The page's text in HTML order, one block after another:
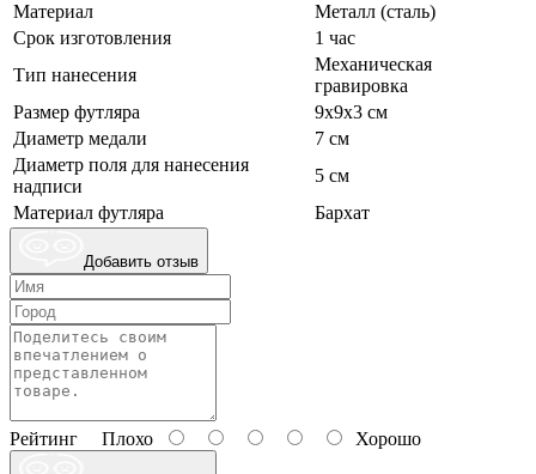
Материал
Металл (сталь)
Срок изготовления
1 час
Тип нанесения
Механическая
гравировка
Размер футляра
9х9х3 см
Диаметр медали
7 см
Диаметр поля для нанесения
надписи
5 см
Материал футляра
Бархат
Добавить отзыв
Рейтинг Плохо Хорошо